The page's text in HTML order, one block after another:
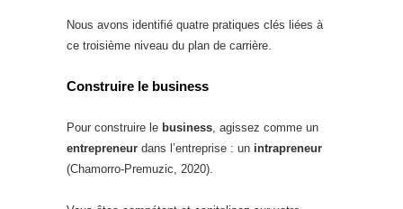
Nous avons identifié quatre pratiques clés liées à
ce troisième niveau du plan de carrière.
Construire le business
Pour construire le business, agissez comme un
entrepreneur dans l’entreprise : un intrapreneur
(Chamorro-Premuzic, 2020).